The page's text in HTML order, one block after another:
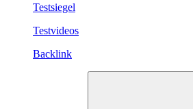
Testsiegel
Testvideos
Backlink